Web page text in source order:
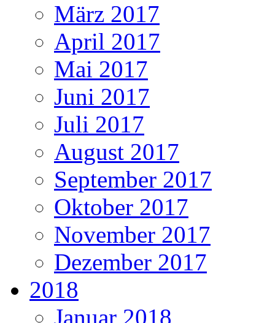
März 2017
April 2017
Mai 2017
Juni 2017
Juli 2017
August 2017
September 2017
Oktober 2017
November 2017
Dezember 2017
2018
Januar 2018